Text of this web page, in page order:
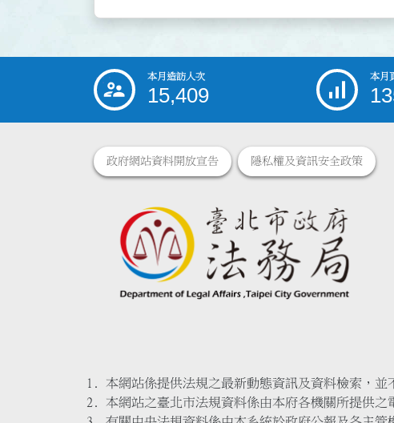
::: 本月造訪人次
15,409
本月
政府網站資料開放宣告 隱私權及資訊安全政策
本網站係提供法規之最新動態資訊及資料檢索，
本網站之臺北市法規資料係由本府各機關所提供